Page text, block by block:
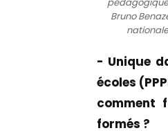
Bruno
- Unique
écoles
comment
formés ?